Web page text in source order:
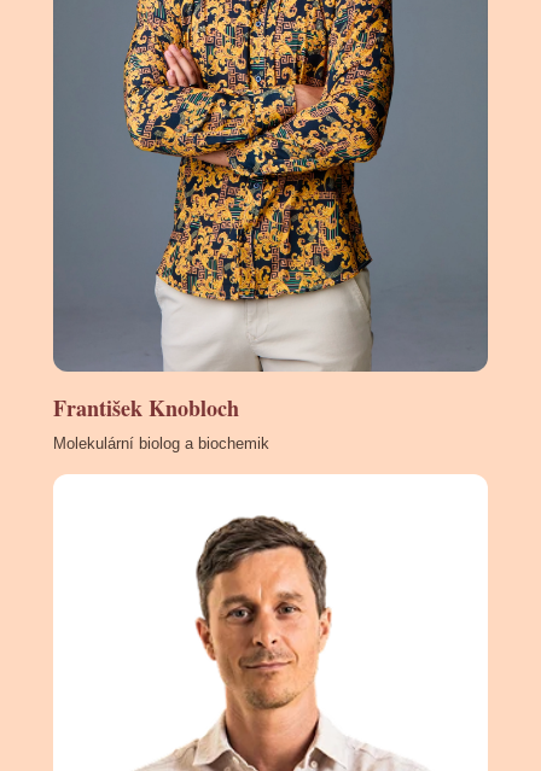
František Knobloch
Molekulární biolog a biochemik